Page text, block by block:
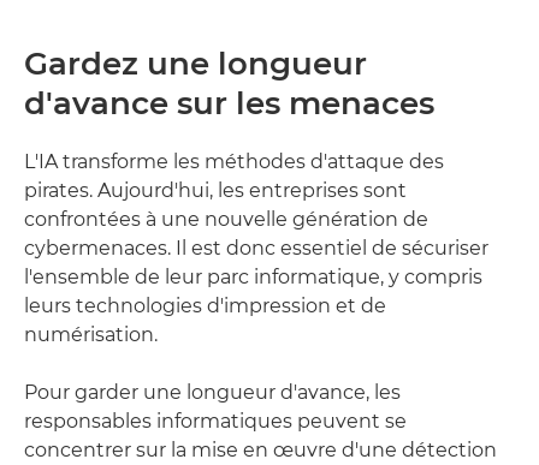
Gardez une longueur
d'avance sur les menaces
L'IA transforme les méthodes d'attaque des
pirates. Aujourd'hui, les entreprises sont
confrontées à une nouvelle génération de
cybermenaces. Il est donc essentiel de sécuriser
l'ensemble de leur parc informatique, y compris
leurs technologies d'impression et de
numérisation.
Pour garder une longueur d'avance, les
responsables informatiques peuvent se
concentrer sur la mise en œuvre d'une détection